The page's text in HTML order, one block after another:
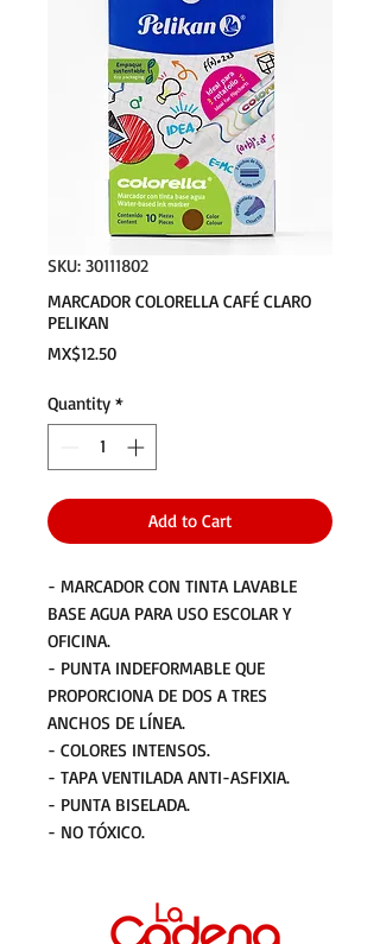
SKU: 30111802
MARCADOR COLORELLA CAFÉ CLARO
PELIKAN
MX$12.50Price
Quantity *
Add to Cart
- MARCADOR CON TINTA LAVABLE
BASE AGUA PARA USO ESCOLAR Y
OFICINA.
- PUNTA INDEFORMABLE QUE
PROPORCIONA DE DOS A TRES
ANCHOS DE LÍNEA.
- COLORES INTENSOS.
- TAPA VENTILADA ANTI-ASFIXIA.
- PUNTA BISELADA.
- NO TÓXICO.